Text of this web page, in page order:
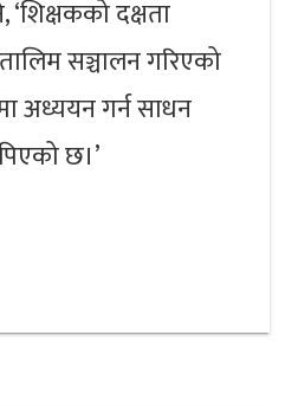
दक्षता
सञ्चालन गरिएको
अध्ययन गर्न साधन
छ।’